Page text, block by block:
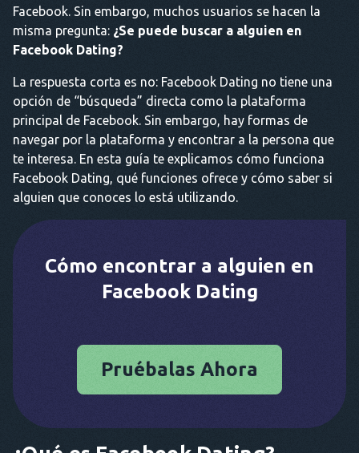
Facebook. Sin embargo, muchos usuarios se hacen la
misma pregunta: ¿Se puede buscar a alguien en
Facebook Dating?
La respuesta corta es no: Facebook Dating no tiene una
opción de “búsqueda” directa como la plataforma
principal de Facebook. Sin embargo, hay formas de
navegar por la plataforma y encontrar a la persona que
te interesa. En esta guía te explicamos cómo funciona
Facebook Dating, qué funciones ofrece y cómo saber si
alguien que conoces lo está utilizando.
Cómo encontrar a alguien en
Facebook Dating
Pruébalas Ahora